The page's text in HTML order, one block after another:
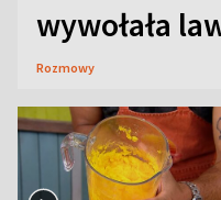
wywołała
Rozmowy